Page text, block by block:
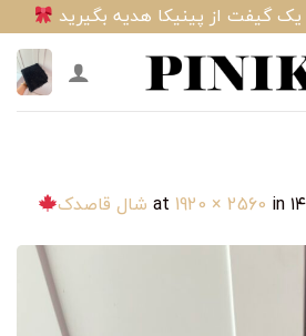
1920 × 2560 in شال قاصدک